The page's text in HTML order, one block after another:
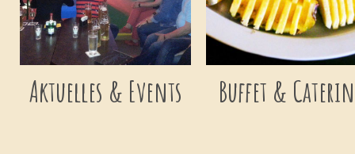
Aktuelles & Events Buffet &